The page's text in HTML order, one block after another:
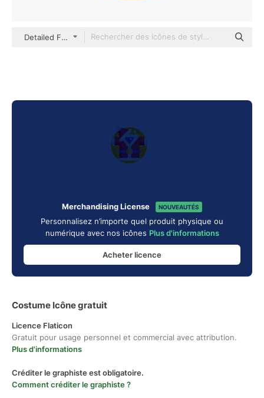
Detailed Flat Circular Flat
Merchandising License NOUVEAUTÉS
Personnalisez n’importe quel produit physique ou
numérique avec nos icônes Plus d'informations
Acheter licence
Costume Icône gratuit
Licence Flaticon
Gratuit pour usage personnel et commercial avec attribution.
Plus d'informations
Créditer le graphiste est obligatoire.
Comment créditer le graphiste ?